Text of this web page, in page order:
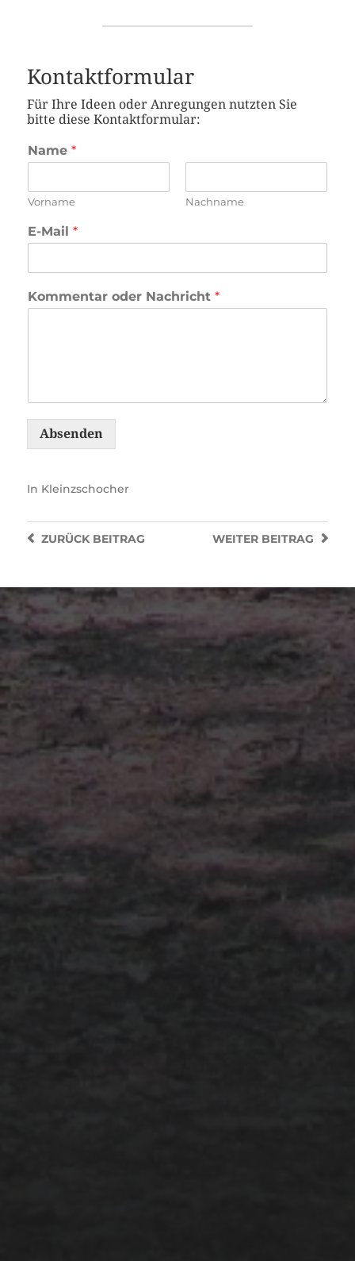
Kontaktformular
Für Ihre Ideen oder Anregungen nutzten Sie
bitte diese Kontaktformular:
Name *
Vorname Nachname
E-Mail *
Kommentar oder Nachricht *
Absenden
In Kleinzschocher
WEITER BEITRAG
ZURÜCKBEITRAG
SÄCHSISCH-
THÜRINGISCHE INDUSTRIE-
GEWERBEAUSSTELLUNG